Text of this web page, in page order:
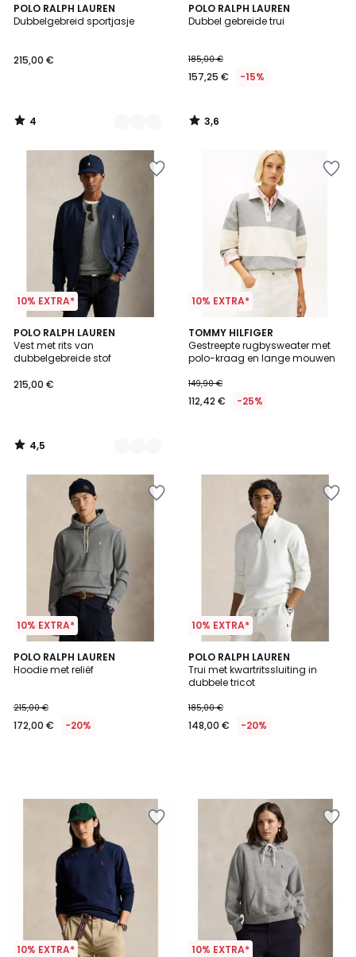
POLO RALPH LAUREN
Dubbelgebreid sportjasje
215,00 €
4
/
2
Kleuren
4
/
POLO RALPH LAUREN
Dubbel gebreide trui
185,00 €
157,25 € -15%
3,6
/ 5
3,6
/
10% EXTRA*
POLO RALPH LAUREN
Vest met rits van
dubbelgebreide stof
215,00 €
4,5
/ 5
2
Kleuren
4,5
/
10% EXTRA*
TOMMY HILFIGER
Gestreepte rugbysweater met
polo-kraag en lange mouwen
149,90 €
112,42 € -25%
10% EXTRA*
POLO RALPH LAUREN
Hoodie met reliëf
215,00 €
172,00 € -20%
10% EXTRA*
POLO RALPH LAUREN
Trui met kwartritssluiting in
dubbele tricot
185,00 €
148,00 € -20%
10% EXTRA* 10% EXTRA*